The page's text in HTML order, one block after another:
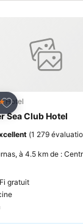
Ajouter à mes
Hotel
Sea Club Hotel
(1 279
à 4.5 km de :
gratuit